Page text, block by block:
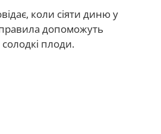
коли сіяти диню у
правила допоможуть
плоди.